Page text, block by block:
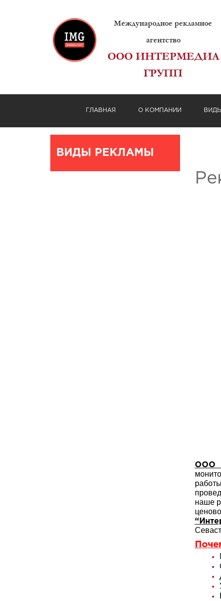
Международное рекламное
агентство
ООО ИНТЕРМЕДИА
ГРУПП
ГЛАВНАЯ О КОМПАНИИ
ВИДЫ РЕКЛАМЫ
ООО
наше